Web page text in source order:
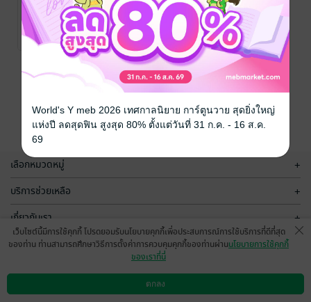
ครับ โปรดมา
รับหมายศาล
Hungry Bird/
Movel Publishing
นิยายวาย Boy
Love / Yaoi
7 Rating
ผมมารับ
วิญญาณคนไข้
Hungry bird
Movel Publishing
นิยายวาย Boy
Love / Yaoi
53 Rating
เลือกหมวดหมู่ +
บริการช่วยเหลือ +
เกี่ยวกับเรา +
กลุ่มธุรกิจในเครือ
ดาวน์โหลดแอป วิธีการใช้งาน ติดต่อเรา
เว็บไซต์นี้มีการใช้คุกกี้ โปรดยอมรับนโยบายคุกกี้เพื่อประสบการณ์การใช้บริการที่ดีที่สุด
ของท่าน ท่านสามารถศึกษาวิธีการตั้งค่าการควบคุมคุกกี้ของท่านผ่านนโยบายการใช้คุกกี้
ของเราที่นี่
ตกลง
World's Y meb 2026 เทศกาลนิยาย การ์ตูนวาย สุดยิ่งใหญ่
แห่งปี ลดสุดฟิน สูงสุด 80% ตั้งแต่วันที่ 31 ก.ค. - 16 ส.ค.
69